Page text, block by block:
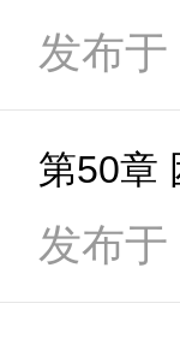
发布
第50章
发布